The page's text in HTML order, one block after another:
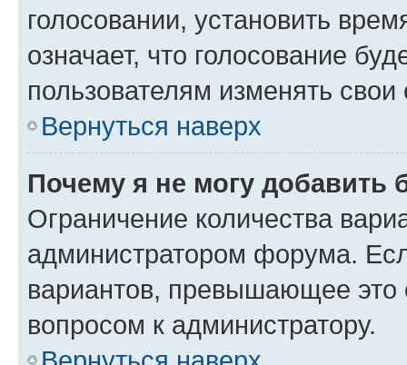
голосовании, установить
означает, что голосование
пользователям изменять свои
Вернуться наверх
Почему я не могу добавить
Ограничение количества
администратором форума.
вариантов, превышающее это
вопросом к администратору.